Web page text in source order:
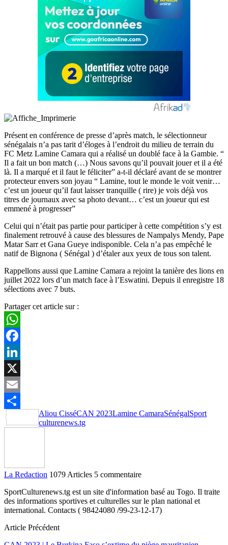
Présent en conférence de presse d’après match, le sélectionneur
sénégalais n’a pas tarit d’éloges à l’endroit du milieu de terrain du
FC Metz Lamine Camara qui a réalisé un doublé face à la Gambie. “
Il a fait un bon match (…) Nous savons qu’il pouvait jouer et il a été
là. Il a marqué et il faut le féliciter” a-t-il déclaré avant de se montrer
protecteur envers son joyau “ Lamine, tout le monde le voit venir…
c’est un joueur qu’il faut laisser tranquille ( rire) je vois déjà vos
titres de journaux avec sa photo devant… c’est un joueur qui est
emmené à progresser”
Celui qui n’était pas partie pour participer à cette compétition s’y est
finalement retrouvé à cause des blessures de Nampalys Mendy, Pape
Matar Sarr et Gana Gueye indisponible. Cela n’a pas empêché le
natif de Bignona ( Sénégal ) d’étaler aux yeux de tous son talent.
Rappellons aussi que Lamine Camara a rejoint la tanière des lions en
juillet 2022 lors d’un match face à l’Eswatini. Depuis il enregistre 18
sélections avec 7 buts.
Partager cet article sur :
WhatsApp
Facebook
LinkedIn
X
Email
Partager
Aliou CisséCAN 2023Lamine CamaraSénégalSport
culturenews.tg
La Redaction 1079 Articles 5 commentaire
SportCulturenews.tg est un site d'information basé au Togo. Il traite
des informations sportives et culturelles sur le plan national et
international. Contacts ( 98424080 /99-23-12-17)
Article Précédent